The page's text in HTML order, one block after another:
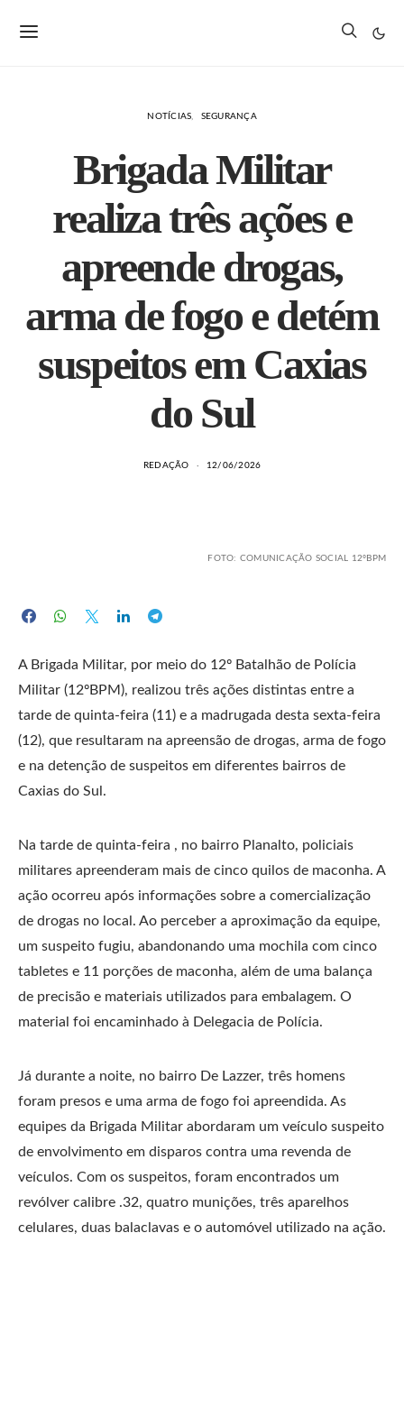
NOTÍCIAS SEGURANÇA
Brigada Militar
realiza três ações e
apreende drogas,
arma de fogo e detém
suspeitos em Caxias
do Sul
REDAÇÃO 12/06/2026
FOTO: COMUNICAÇÃO SOCIAL 12ºBPM
A Brigada Militar, por meio do 12º Batalhão de Polícia
Militar (12ºBPM), realizou três ações distintas entre a
tarde de quinta-feira (11) e a madrugada desta sexta-feira
(12), que resultaram na apreensão de drogas, arma de fogo
e na detenção de suspeitos em diferentes bairros de
Caxias do Sul.
Na tarde de quinta-feira , no bairro Planalto, policiais
militares apreenderam mais de cinco quilos de maconha. A
ação ocorreu após informações sobre a comercialização
de drogas no local. Ao perceber a aproximação da equipe,
um suspeito fugiu, abandonando uma mochila com cinco
tabletes e 11 porções de maconha, além de uma balança
de precisão e materiais utilizados para embalagem. O
material foi encaminhado à Delegacia de Polícia.
Já durante a noite, no bairro De Lazzer, três homens
foram presos e uma arma de fogo foi apreendida. As
equipes da Brigada Militar abordaram um veículo suspeito
de envolvimento em disparos contra uma revenda de
veículos. Com os suspeitos, foram encontrados um
revólver calibre .32, quatro munições, três aparelhos
celulares, duas balaclavas e o automóvel utilizado na ação.